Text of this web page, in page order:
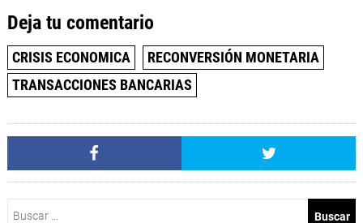
Deja tu comentario
CRISIS ECONOMICA
RECONVERSIÓN MONETARIA
TRANSACCIONES BANCARIAS